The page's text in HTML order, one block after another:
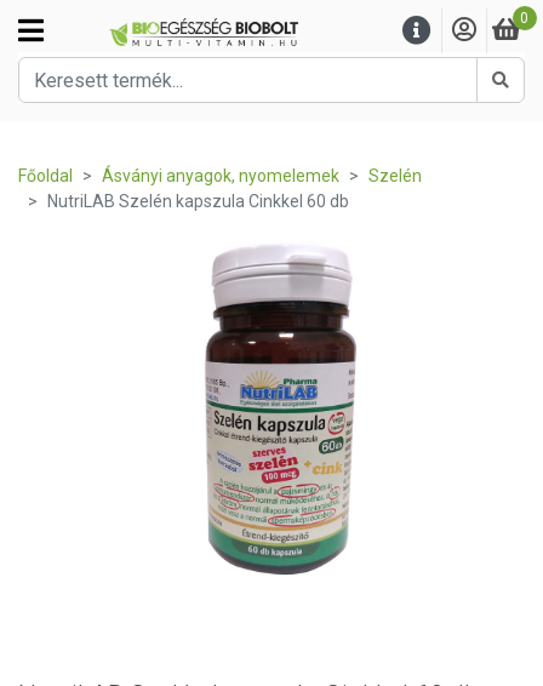
0
Főoldal Ásványi anyagok, nyomelemek
Szelén
NutriLAB Szelén kapszula Cinkkel 60 db